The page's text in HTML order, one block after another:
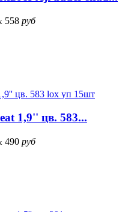
558 руб
1,9'' цв. 583...
490 руб